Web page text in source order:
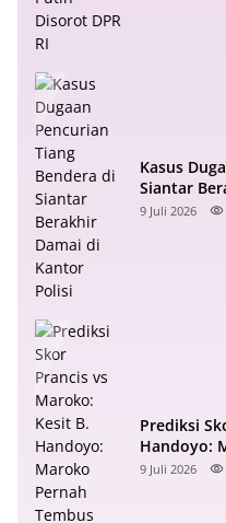
Kasus
Siantar
9 Juli 2026
Prediksi
Handoyo:
Semifinal
9 Juli 2026